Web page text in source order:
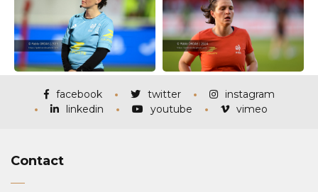
facebook twitter
instagram
linkedin
youtube vimeo
Contact